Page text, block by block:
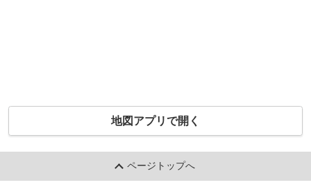
地図アプリで開く
ページトップへ